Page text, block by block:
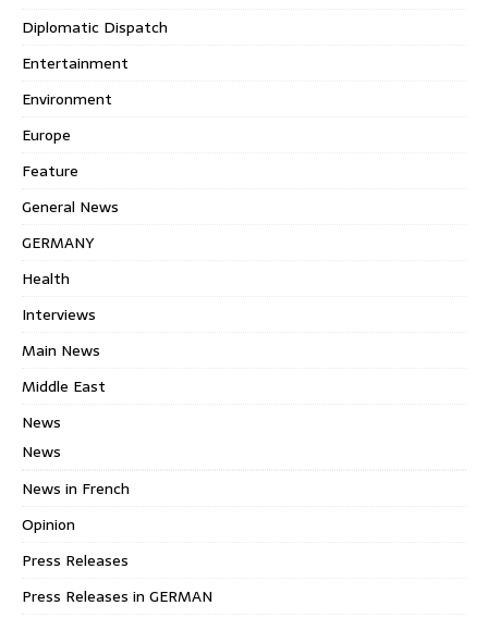
Diplomatic Dispatch
Entertainment
Environment
Europe
Feature
General News
GERMANY
Health
Interviews
Main News
Middle East
News
News
News in French
Opinion
Press Releases
Press Releases in GERMAN